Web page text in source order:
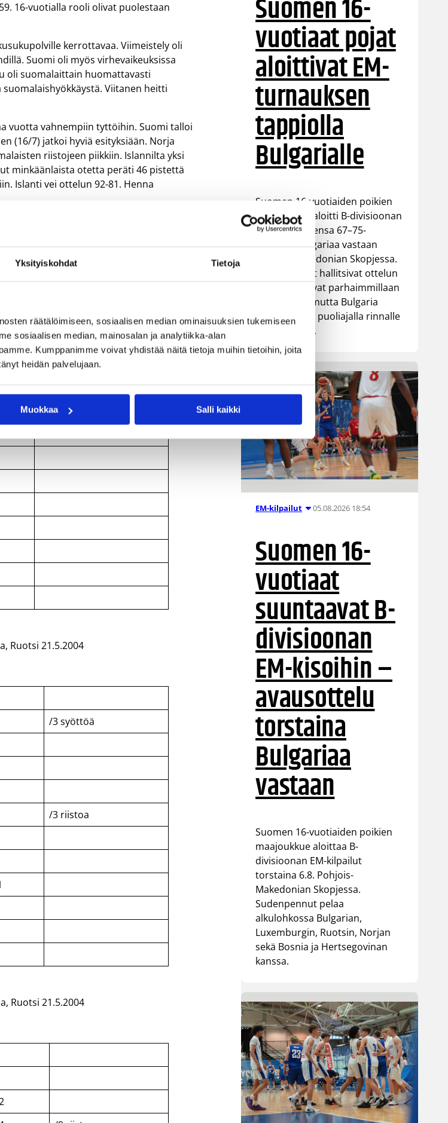
Yksityiskohdat Tietoja
räätälöimiseen, sosiaalisen median ominaisuuksien tukemiseen
sosiaalisen median, mainosalan ja analytiikka-alan
Kumppanimme voivat yhdistää näitä tietoja muihin tietoihin, joita
heidän palvelujaan.
Muokkaa Salli kaikki
16-vuotialla rooli olivat puolestaan
kerrottavaa. Viimeistely oli
Suomi oli myös virhevaikeuksissa
oli suomalaittain huomattavasti
Viitanen heitti
vuotta vahnempiin tyttöihin. Suomi talloi
(16/7) jatkoi hyviä esityksiään. Norja
riistojeen piikkiin. Islannilta yksi
minkäänlaista otetta peräti 46 pistettä
Islanti vei ottelun 92-81. Henna
alkusarjan päätösottelut Tanskaa
sijoittunut joukkue pelaavat
puolestaan sunnuntaina PM-
21.5.2004
/2 torjuntaa
/3 riistoa
Ruotsi 21.5.2004
/3 syöttöä
/3 riistoa
Ruotsi 21.5.2004
Suomen 16-
vuotiaat pojat
aloittivat EM-
turnauksen
tappiolla
Bulgarialle
Suomen 16-vuotiaiden poikien
maajoukkue aloitti B-divisioonan
EM-turnauksensa 67–75-
tappiolla Bulgariaa vastaan
Pohjois-Makedonian Skopjessa.
Sudenpennut hallitsivat ottelun
alkua ja johtivat parhaimmillaan
13 pisteellä, mutta Bulgaria
nousi toisella puoliajalla rinnalle
ja lopulta ohi.
EM-kilpailut 05.08.2026 18:54
Suomen 16-
vuotiaat
suuntaavat B-
divisioonan
EM-kisoihin –
avausottelu
torstaina
Bulgariaa
vastaan
Suomen 16-vuotiaiden poikien
maajoukkue aloittaa B-
divisioonan EM-kilpailut
torstaina 6.8. Pohjois-
Makedonian Skopjessa.
Sudenpennut pelaa
alkulohkossa Bulgarian,
Luxemburgin, Ruotsin, Norjan
sekä Bosnia ja Hertsegovinan
kanssa.